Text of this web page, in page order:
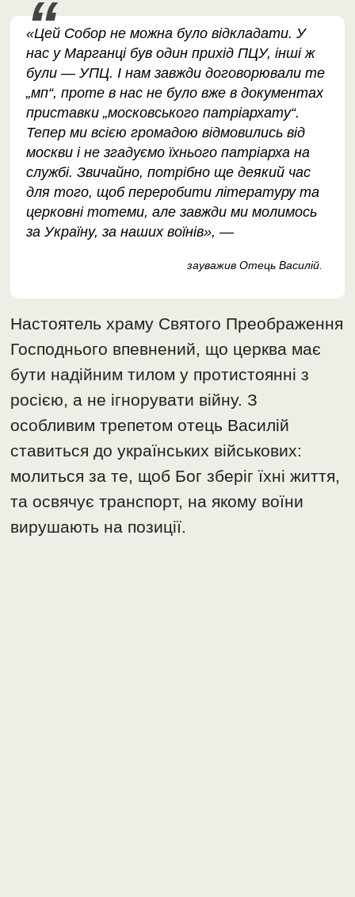
«Цей Собор не можна було відкладати. У
нас у Марганці був один прихід ПЦУ, інші ж
були — УПЦ. І нам завжди договорювали те
„мп“, проте в нас не було вже в документах
приставки „московського патріархату“.
Тепер ми всією громадою відмовились від
москви і не згадуємо їхнього патріарха на
службі. Звичайно, потрібно ще деякий час
для того, щоб переробити літературу та
церковні тотеми, але завжди ми молимось
за Україну, за наших воїнів», —
зауважив Отець Василій.
Настоятель храму Святого Преображення
Господнього впевнений, що церква має
бути надійним тилом у протистоянні з
росією, а не ігнорувати війну. З
особливим трепетом отець Василій
ставиться до українських військових:
молиться за те, щоб Бог зберіг їхні життя,
та освячує транспорт, на якому воїни
вирушають на позиції.